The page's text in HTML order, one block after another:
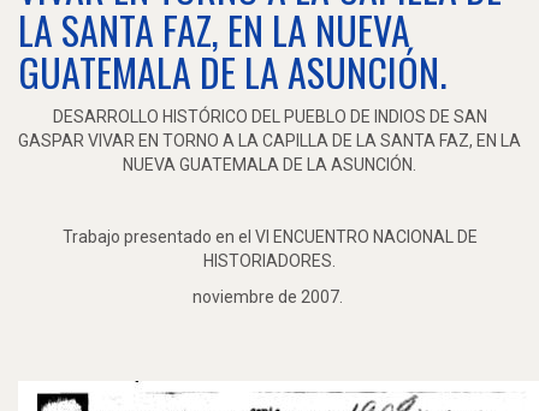
LA SANTA FAZ, EN LA NUEVA
GUATEMALA DE LA ASUNCIÓN.
DESARROLLO HISTÓRICO DEL PUEBLO DE INDIOS DE SAN
GASPAR VIVAR EN TORNO A LA CAPILLA DE LA SANTA FAZ, EN LA
NUEVA GUATEMALA DE LA ASUNCIÓN.
Trabajo presentado en el VI ENCUENTRO NACIONAL DE
HISTORIADORES.
noviembre de 2007.